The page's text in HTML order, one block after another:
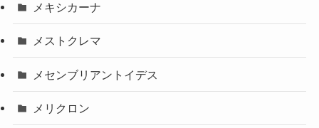
メキシカーナ
メストクレマ
メセンブリアントイデス
メリクロン